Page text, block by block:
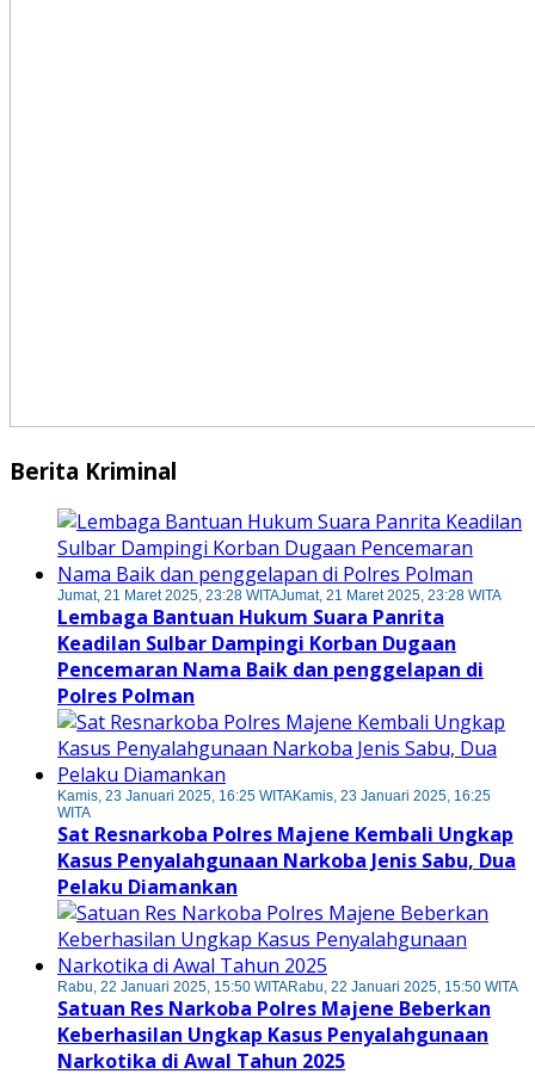
Berita Kriminal
Jumat, 21 Maret 2025, 23:28 WITAJumat, 21 Maret 2025, 23:28 WITA
Lembaga Bantuan Hukum Suara Panrita
Keadilan Sulbar Dampingi Korban Dugaan
Pencemaran Nama Baik dan penggelapan di
Polres Polman
Kamis, 23 Januari 2025, 16:25 WITAKamis, 23 Januari 2025, 16:25
WITA
Sat Resnarkoba Polres Majene Kembali Ungkap
Kasus Penyalahgunaan Narkoba Jenis Sabu, Dua
Pelaku Diamankan
Rabu, 22 Januari 2025, 15:50 WITARabu, 22 Januari 2025, 15:50 WITA
Satuan Res Narkoba Polres Majene Beberkan
Keberhasilan Ungkap Kasus Penyalahgunaan
Narkotika di Awal Tahun 2025